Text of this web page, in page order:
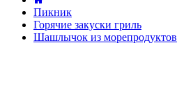
Пикник
Горячие закуски гриль
Шашлычок из морепродуктов